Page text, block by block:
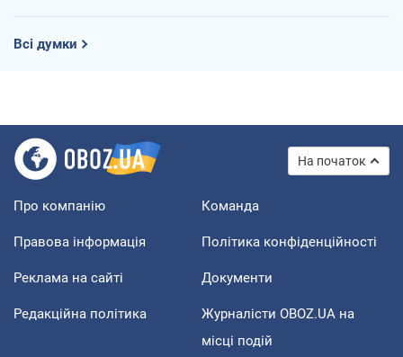
Всі думки
На початок
Про компанію Команда
Правова інформація Політика конфіденційності
Реклама на сайті Документи
Редакційна політика
Журналісти OBOZ.UA на
місці подій